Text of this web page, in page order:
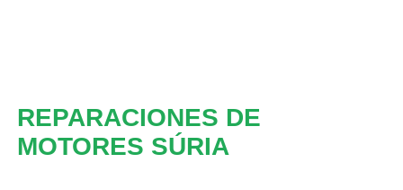
REPARACIONES DE
MOTORES SÚRIA